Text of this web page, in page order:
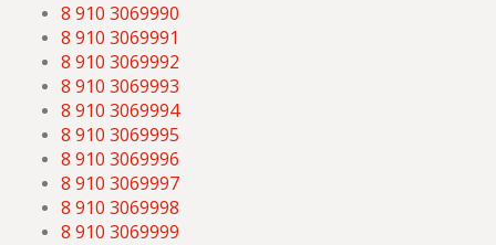
8 910 3069990
8 910 3069991
8 910 3069992
8 910 3069993
8 910 3069994
8 910 3069995
8 910 3069996
8 910 3069997
8 910 3069998
8 910 3069999